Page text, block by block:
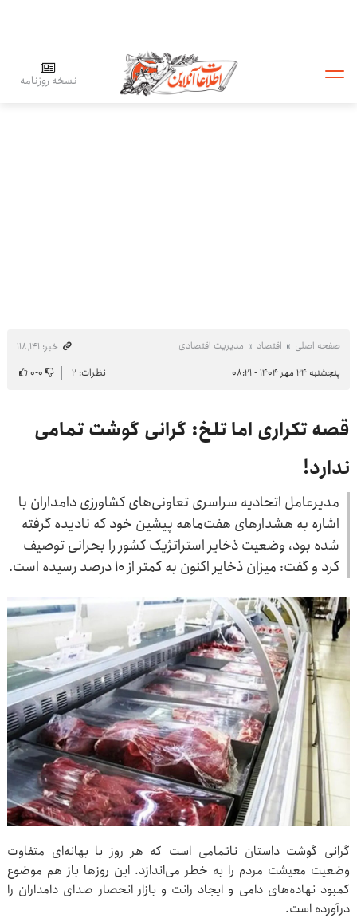
نسخه روزنامه
صفحه اصلی اقتصاد مدیریت اقتصادی
خبر: ۱۱۸٬۱۴۱
پنجشنبه ۲۴ مهر ۱۴۰۴ - ۰۸:۲۱
نظرات: ۲ ۰-۰
قصه تکراری اما تلخ: گرانی گوشت تمامی
ندارد!
مدیرعامل اتحادیه سراسری تعاونی‌های کشاورزی دامداران با
اشاره به هشدارهای هفت‌ماهه پیشین خود که نادیده گرفته
شده بود، وضعیت ذخایر استراتژیک کشور را بحرانی توصیف
کرد و گفت: میزان ذخایر اکنون به کمتر از ۱۰ درصد رسیده است.
گرانی گوشت داستان ناتمامی است که هر روز با بهانه‌ای متفاوت
وضعیت معیشت مردم را به خطر می‌اندازد. این روزها باز هم موضوع
کمبود نهاده‌های دامی و ایجاد رانت و بازار انحصار صدای دامداران را
درآورده است.